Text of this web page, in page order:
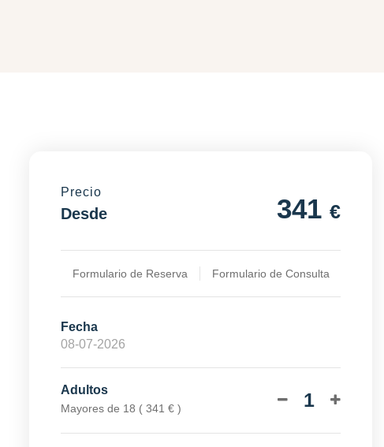
Precio
Desde 341 €
Formulario de Reserva Formulario de Consulta
Fecha
Adultos
Mayores de 18 ( 341 € ) 1